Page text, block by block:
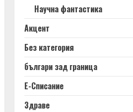
Научна фантастика
Акцент
Без категория
българи зад граница
Е-Списание
Здраве